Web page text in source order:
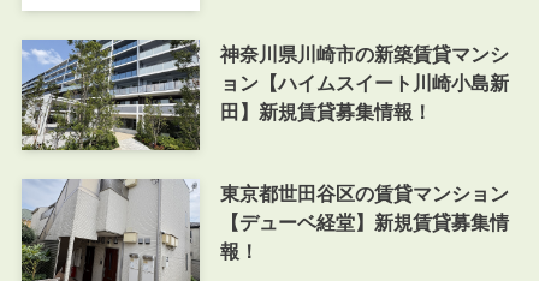
神奈川県川崎市の新築賃貸マンシ
ョン【ハイムスイート川崎小島新
田】新規賃貸募集情報！
東京都世田谷区の賃貸マンション
【デューベ経堂】新規賃貸募集情
報！